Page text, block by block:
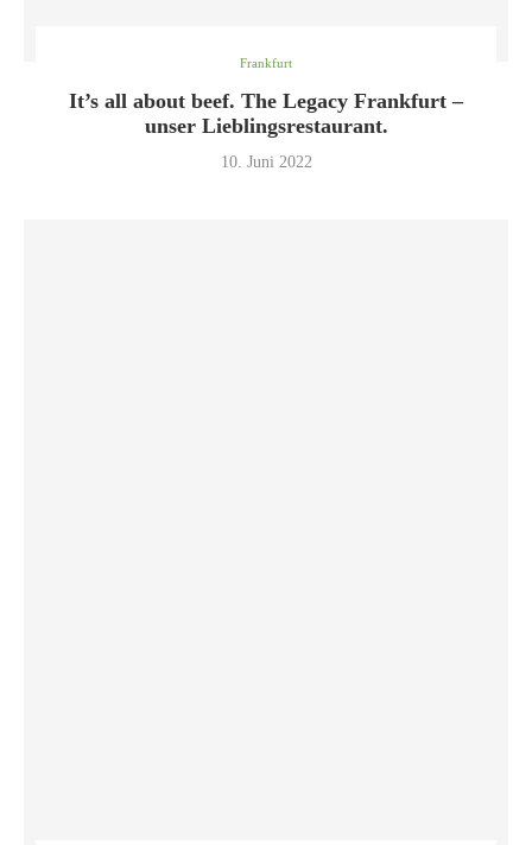
Frankfurt
It’s all about beef. The Legacy Frankfurt –
unser Lieblingsrestaurant.
10. Juni 2022